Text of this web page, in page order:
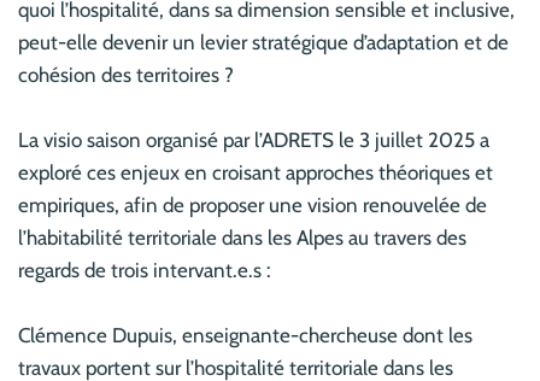
quoi l’hospitalité, dans sa dimension sensible et inclusive,
peut-elle devenir un levier stratégique d’adaptation et de
cohésion des territoires ?
La visio saison organisé par l’ADRETS le 3 juillet 2025 a
exploré ces enjeux en croisant approches théoriques et
empiriques, afin de proposer une vision renouvelée de
l’habitabilité territoriale dans les Alpes au travers des
regards de trois intervant.e.s :
Clémence Dupuis, enseignante-chercheuse dont les
travaux portent sur l’hospitalité territoriale dans les